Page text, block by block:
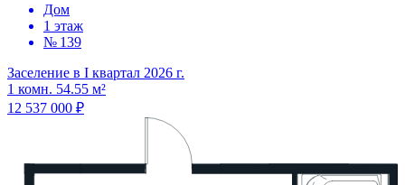
Дом
1 этаж
№ 139
Заселение в I квартал 2026 г.
1 комн. 54.55 м²
12 537 000 ₽